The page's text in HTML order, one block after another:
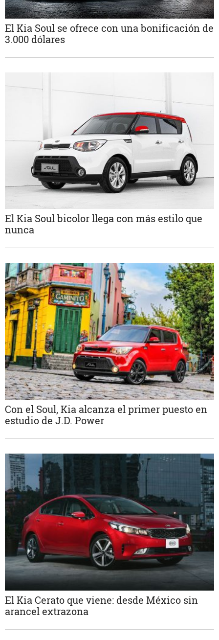
El Kia Soul se ofrece con una bonificación de
3.000 dólares
El Kia Soul bicolor llega con más estilo que
nunca
Con el Soul, Kia alcanza el primer puesto en
estudio de J.D. Power
El Kia Cerato que viene: desde México sin
arancel extrazona